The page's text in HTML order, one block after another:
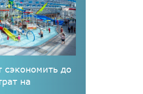
сэкономить до
на